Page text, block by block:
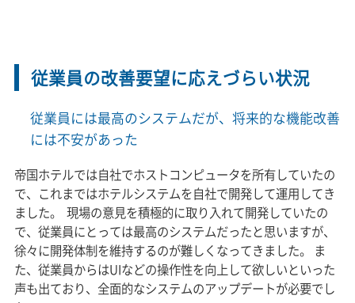
従業員の改善要望に応えづらい状況
従業員には最高のシステムだが、将来的な機能改善
には不安があった
帝国ホテルでは自社でホストコンピュータを所有していたの
で、これまではホテルシステムを自社で開発して運用してき
ました。 現場の意見を積極的に取り入れて開発していたの
で、従業員にとっては最高のシステムだったと思いますが、
徐々に開発体制を維持するのが難しくなってきました。 ま
た、従業員からはUIなどの操作性を向上して欲しいといった
声も出ており、全面的なシステムのアップデートが必要でし